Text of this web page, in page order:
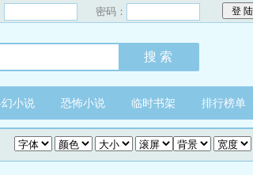
密码：
小说 恐怖小说 临时书架 排行榜单